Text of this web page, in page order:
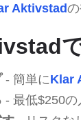
Aktivstad
- 簡単にKlar
- 最低$250の